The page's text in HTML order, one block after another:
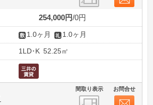
254,000円 0円
1.0ヶ月 1.0ヶ月
1LD･K 52.25㎡
間取り表示 お問合せ